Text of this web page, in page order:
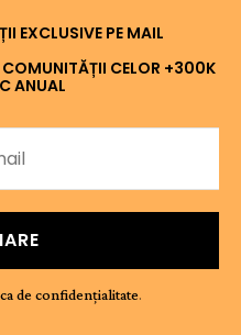
EXCLUSIVE PE MAIL
COMUNITĂȚII CELOR +300K
ANUAL
de confidențialitate.